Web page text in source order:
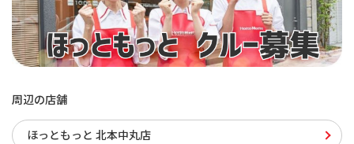
周辺の店舗
ほっともっと 北本中丸店